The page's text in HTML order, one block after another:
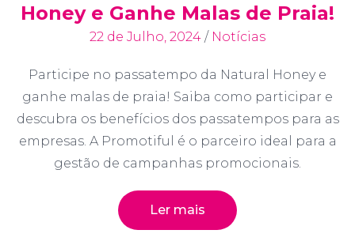
Honey e Ganhe Malas de Praia!
22 de Julho, 2024 / Notícias
Participe no passatempo da Natural Honey e
ganhe malas de praia! Saiba como participar e
descubra os benefícios dos passatempos para as
empresas. A Promotiful é o parceiro ideal para a
gestão de campanhas promocionais.
Ler mais